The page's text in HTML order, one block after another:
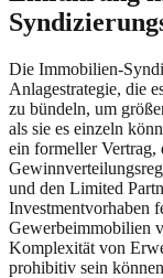
Die Immobilien-
Anlagestrategie, die
zu bündeln, um
als sie es einzeln
ein formeller
und den Limited
Investmentvorhaben
Gewerbeimmobilien
Komplexität von
prohibitiv sein